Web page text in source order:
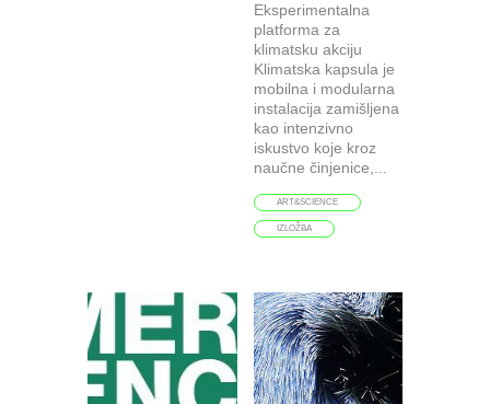
Eksperimentalna
platforma za
klimatsku akciju
Klimatska kapsula je
mobilna i modularna
instalacija zamišljena
kao intenzivno
iskustvo koje kroz
naučne činjenice,...
ART&SCIENCE
IZLOŽBA